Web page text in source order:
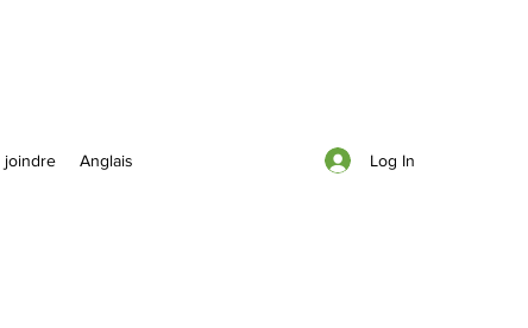
joindre Anglais Log In